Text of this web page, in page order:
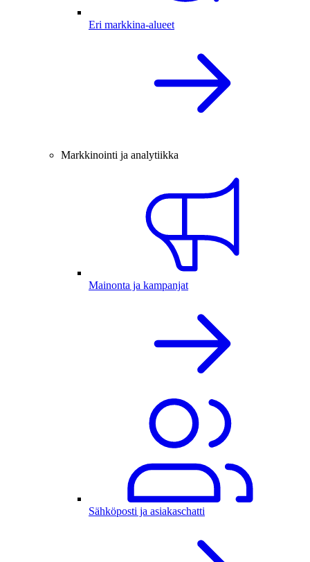
Eri markkina-alueet
Markkinointi ja analytiikka
Mainonta ja kampanjat
Sähköposti ja asiakaschatti